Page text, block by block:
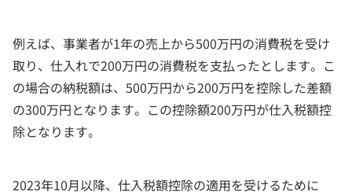
例えば、事業者が1年の売上から500万円の消費税を受け
取り、仕入れで200万円の消費税を支払ったとします。こ
の場合の納税額は、500万円から200万円を控除した差額
の300万円となります。この控除額200万円が仕入税額控
除となります。
2023年10月以降、仕入税額控除の適用を受けるために